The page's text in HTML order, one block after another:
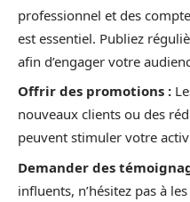
professionnel et des
est essentiel. Publiez
afin d’engager votre
Offrir des promotions :
nouveaux clients ou des
peuvent stimuler votre
Demander des
influents, n’hésitez pas à